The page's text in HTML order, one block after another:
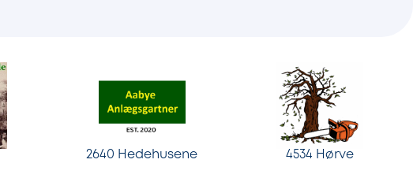
2640 Hedehusene 4534 Hørve